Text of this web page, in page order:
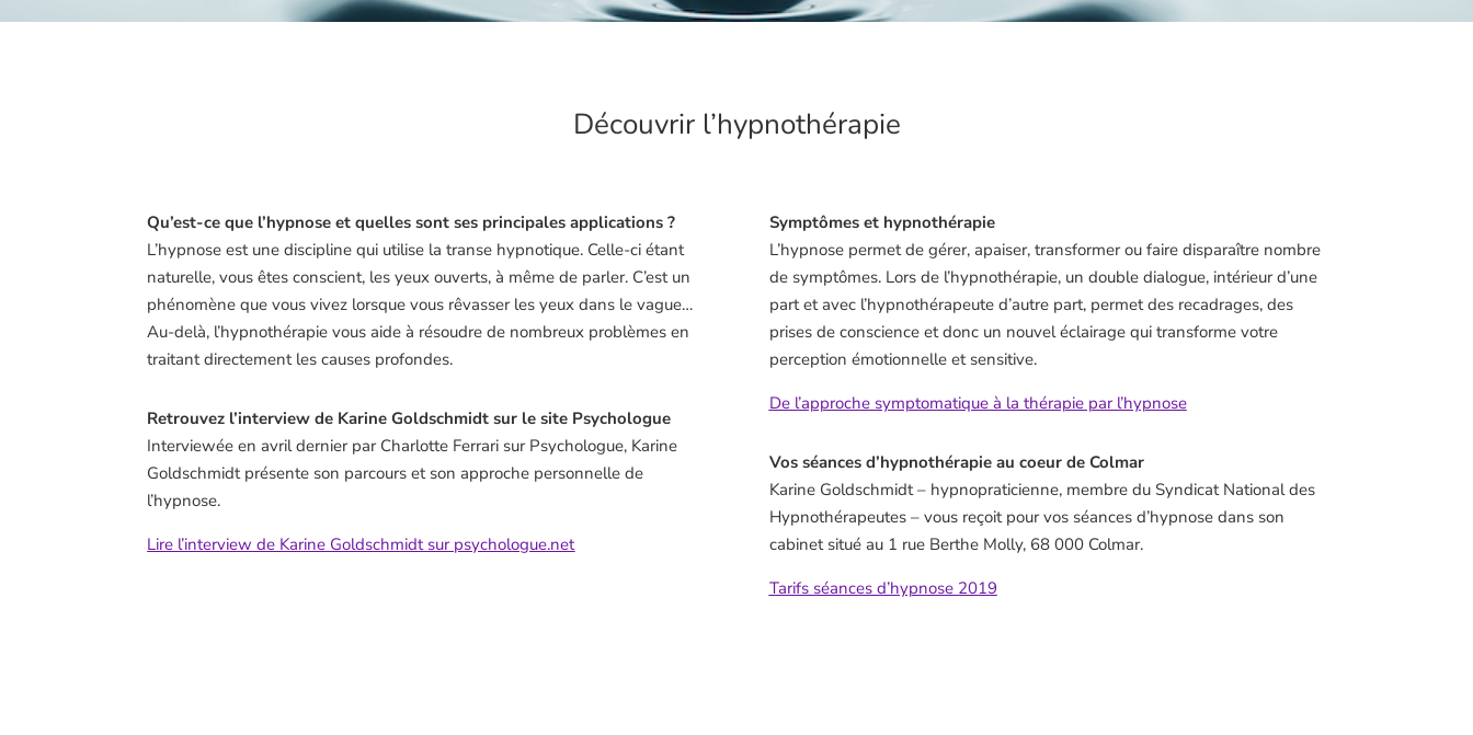
Découvrir l’hypnothérapie
Qu’est-ce que l’hypnose et quelles sont ses principales applications ?
L’hypnose est une discipline qui utilise la transe hypnotique. Celle-ci étant
naturelle, vous êtes conscient, les yeux ouverts, à même de parler. C’est un
phénomène que vous vivez lorsque vous rêvasser les yeux dans le vague…
Au-delà, l’hypnothérapie vous aide à résoudre de nombreux problèmes en
traitant directement les causes profondes.
Retrouvez l’interview de Karine Goldschmidt sur le site Psychologue
Interviewée en avril dernier par Charlotte Ferrari sur Psychologue, Karine
Goldschmidt présente son parcours et son approche personnelle de
l’hypnose.
Lire l’interview de Karine Goldschmidt sur psychologue.net
Symptômes et hypnothérapie
L’hypnose permet de gérer, apaiser, transformer ou faire disparaître nombre
de symptômes. Lors de l’hypnothérapie, un double dialogue, intérieur d’une
part et avec l’hypnothérapeute d’autre part, permet des recadrages, des
prises de conscience et donc un nouvel éclairage qui transforme votre
perception émotionnelle et sensitive.
De l’approche symptomatique à la thérapie par l’hypnose
Vos séances d’hypnothérapie au coeur de Colmar
Karine Goldschmidt – hypnopraticienne, membre du Syndicat National des
Hypnothérapeutes – vous reçoit pour vos séances d’hypnose dans son
cabinet situé au 1 rue Berthe Molly, 68 000 Colmar.
Tarifs séances d’hypnose 2019